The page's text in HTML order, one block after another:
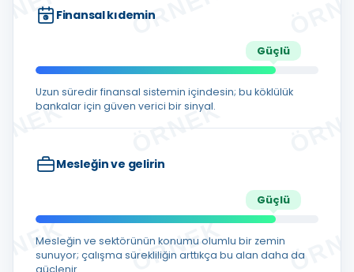
Finansal kıdemin
Güçlü
Uzun süredir finansal sistemin içindesin; bu köklülük
bankalar için güven verici bir sinyal.
Mesleğin ve gelirin
Güçlü
Mesleğin ve sektörünün konumu olumlu bir zemin
sunuyor; çalışma sürekliliğin arttıkça bu alan daha da
güçlenir.